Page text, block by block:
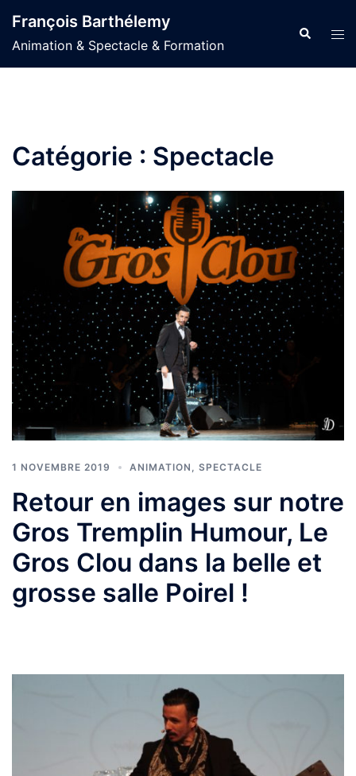
au
contenu
François Barthélemy
Animation & Spectacle & Formation
Catégorie : Spectacle
1 NOVEMBRE 2019 ANIMATION SPECTACLE
Retour en images sur notre
Gros Tremplin Humour, Le
Gros Clou dans la belle et
grosse salle Poirel !